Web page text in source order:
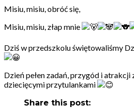
Misiu, misiu, obróć się,
Misiu, misiu, złap mnie
Dziś w przedszkolu świętowaliśmy
Dzień pełen zadań, przygód i
dziecięcymi przytulankami
Share this post: